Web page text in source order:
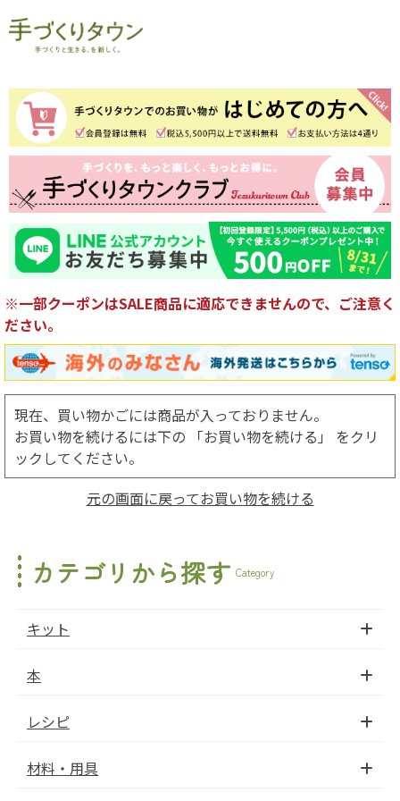
※一部クーポンはSALE商品に適応できませんので、ご注意く
ださい。
現在、買い物かごには商品が入っておりません。
お買い物を続けるには下の 「お買い物を続ける」 をクリ
ックしてください。
元の画面に戻ってお買い物を続ける
カテゴリから探す Category
キット
本
レシピ
材料・用具